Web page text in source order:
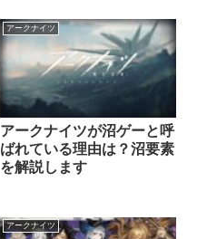
アークナイツ
アークナイツが沼ゲーと呼
ばれている理由は？沼要素
を解説します
アークナイツ